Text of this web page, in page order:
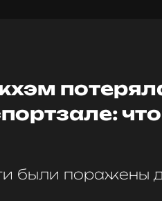
были поражены